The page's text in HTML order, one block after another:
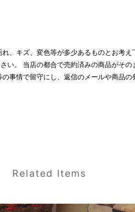
、キズ、変色等が多少あるものとお考
。 当店の都合で売約済みの商品がその
事情で留守にし、返信のメールや商品の
Related Items